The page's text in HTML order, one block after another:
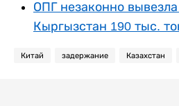
ОПГ незаконно
Кыргызстан 190 тыс.
Китай задержание Казахстан